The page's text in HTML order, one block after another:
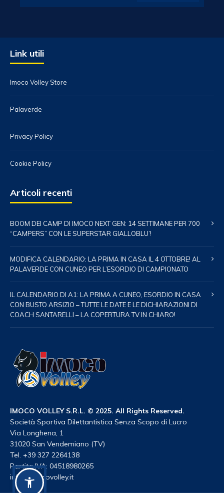
Link utili
Imoco Volley Store
Palaverde
Privacy Policy
Cookie Policy
Articoli recenti
BOOM DEI CAMP DI IMOCO NEXT GEN: 14 SETTIMANE PER 700
“CAMPERS” CON LE SUPERSTAR GIALLOBLU’!
MODIFICA CALENDARIO: LA PRIMA IN CASA IL 4 OTTOBRE! AL
PALAVERDE CON CUNEO PER L’ESORDIO DI CAMPIONATO
IL CALENDARIO DI A1: LA PRIMA A CUNEO, ESORDIO IN CASA
CON BUSTO ARSIZIO – TUTTE LE DATE E LE DICHIARAZIONI DI
COACH SANTARELLI – LA COPERTURA TV IN CHIARO!
IMOCO VOLLEY S.R.L. © 2025. All Rights Reserved.
Società Sportiva Dilettantistica Senza Scopo di Lucro
Via Longhena, 1
31020 San Vendemiano (TV)
Tel. +39 327 2264138
Partita IVA: 04518980265
info@imocovolley.it